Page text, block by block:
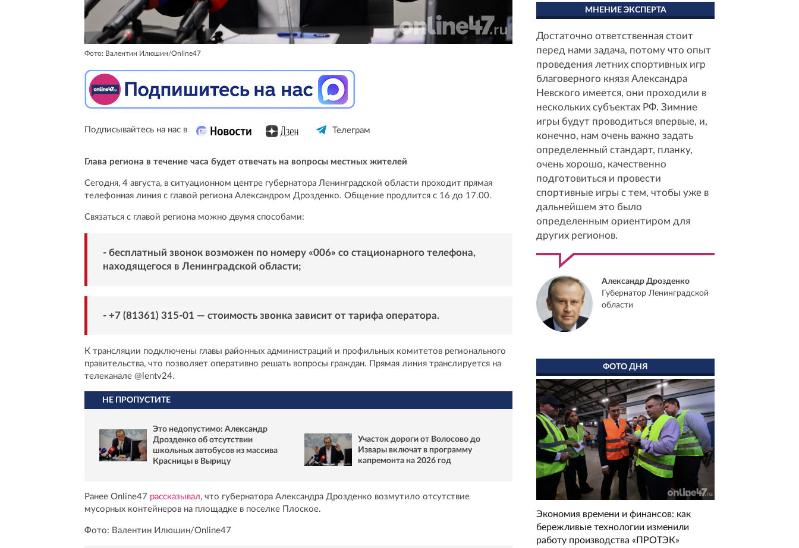
Фото: Валентин Илюшин/Online47
Подписывайтесь на нас в Телеграм
Глава региона в течение часа будет отвечать на вопросы местных жителей
Сегодня, 4 августа, в ситуационном центре губернатора Ленинградской области проходит прямая
телефонная линия с главой региона Александром Дрозденко. Общение продлится с 16 до 17.00.
Связаться с главой региона можно двумя способами:
- бесплатный звонок возможен по номеру «006» со стационарного телефона,
находящегося в Ленинградской области;
- +7 (81361) 315-01 — стоимость звонка зависит от тарифа оператора.
К трансляции подключены главы районных администраций и профильных комитетов регионального
правительства, что позволяет оперативно решать вопросы граждан. Прямая линия транслируется на
телеканале @lentv24.
НЕ ПРОПУСТИТЕ
Это недопустимо: Александр
Дрозденко об отсутствии
школьных автобусов из массива
Красницы в Вырицу
Участок дороги от Волосово до
Извары включат в программу
капремонта на 2026 год
Ранее Online47 рассказывал, что губернатора Александра Дрозденко возмутило отсутствие
мусорных контейнеров на площадке в поселке Плоское.
Фото: Валентин Илюшин/Online47
МНЕНИЕ ЭКСПЕРТА
Достаточно ответственная стоит
перед нами задача, потому что опыт
проведения летних спортивных игр
благоверного князя Александра
Невского имеется, они проходили в
нескольких субъектах РФ. Зимние
игры будут проводиться впервые, и,
конечно, нам очень важно задать
определенный стандарт, планку,
очень хорошо, качественно
подготовиться и провести
спортивные игры с тем, чтобы уже в
дальнейшем это было
определенным ориентиром для
других регионов.
Александр Дрозденко
Губернатор Ленинградской
области
ФОТО ДНЯ
Экономия времени и финансов: как
бережливые технологии изменили
работу производства «ПРОТЭК»